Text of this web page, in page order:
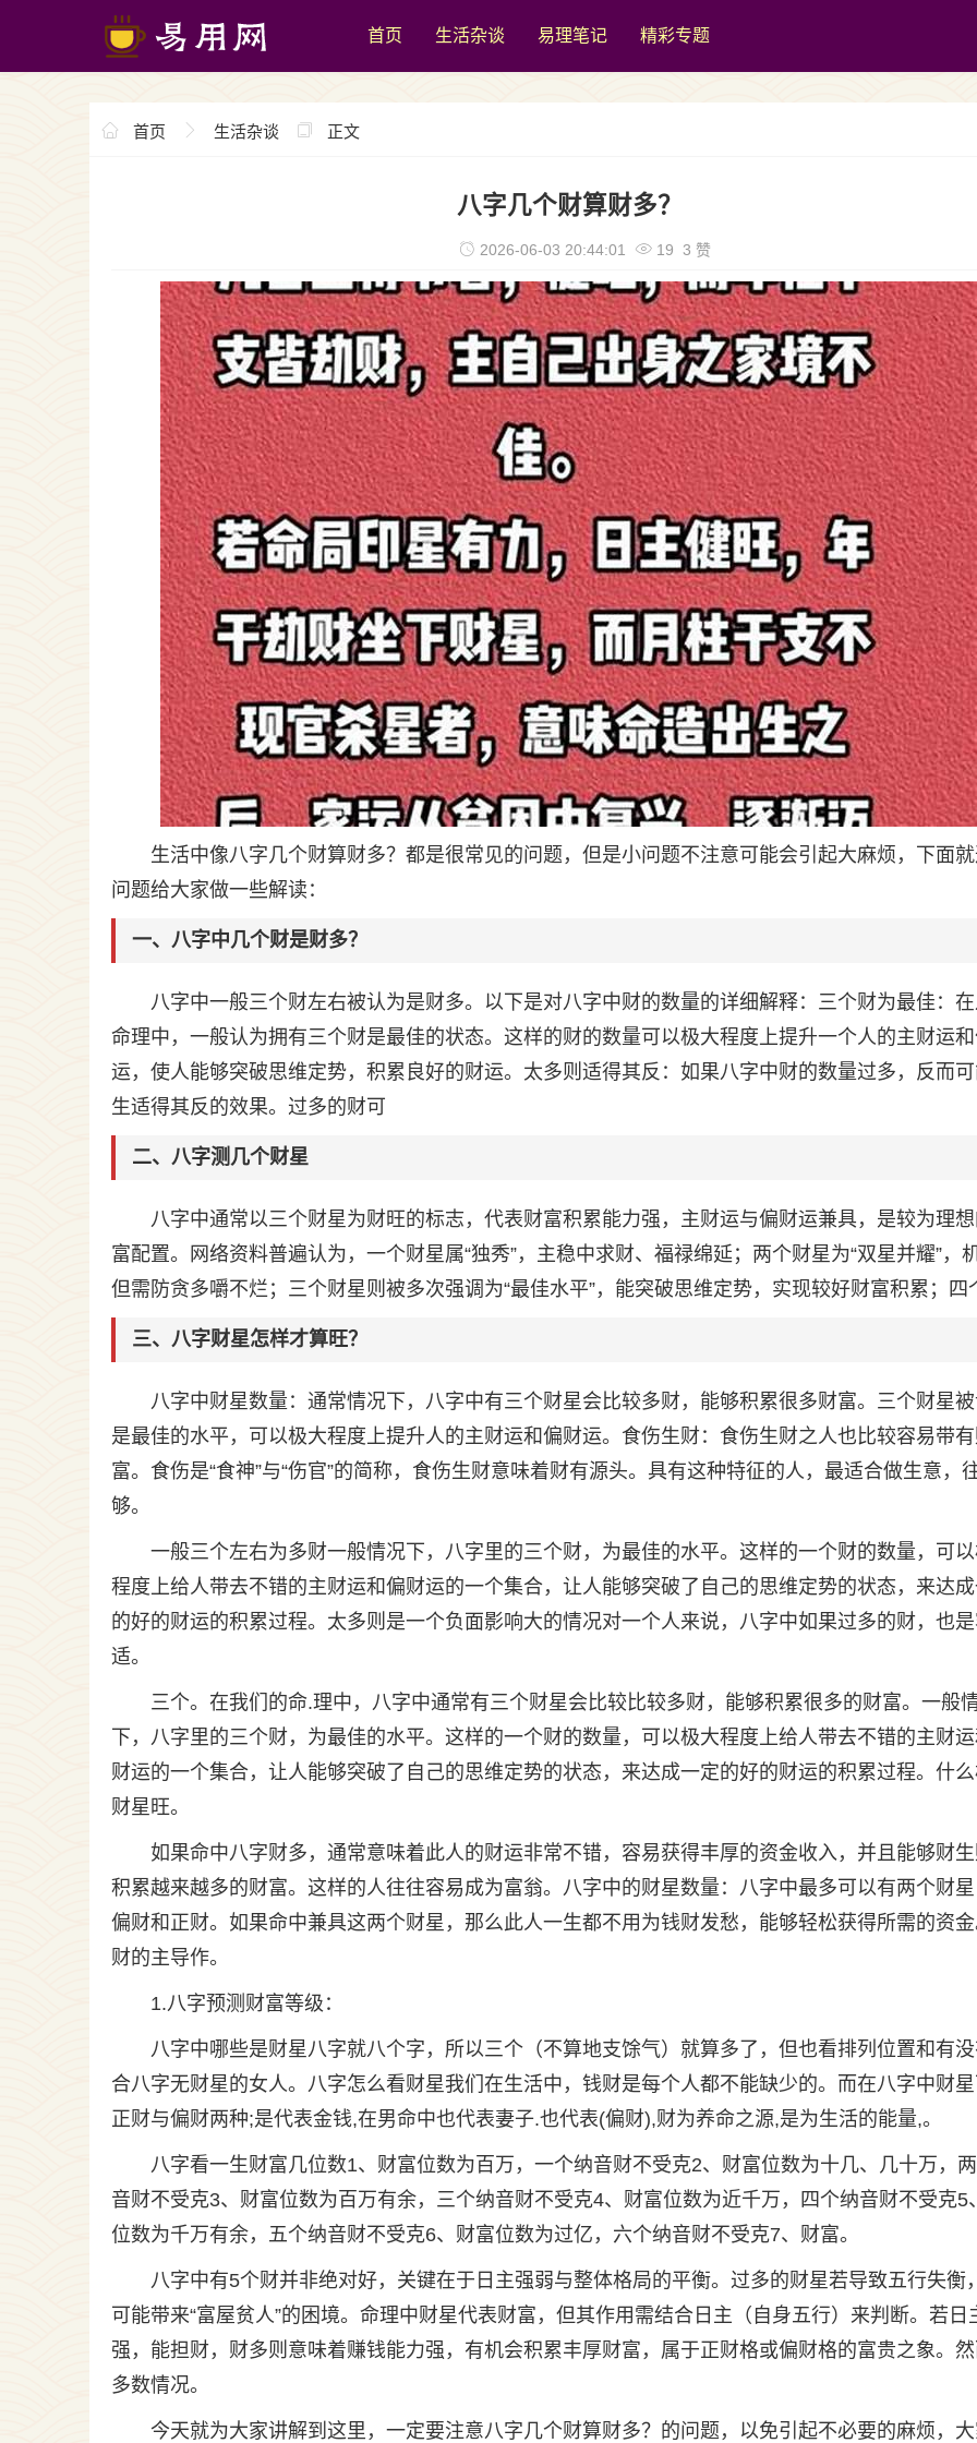
首页 生活杂谈 易理笔记 精彩专题
首页 生活杂谈 正文
八字几个财算财多？
2026-06-03 20:44:01 19 3 赞
生活中像八字几个财算财多？都是很常见的问题，但是小问题不注意可能会引起大麻烦，下面
问题给大家做一些解读：
一、八字中几个财是财多？
八字中一般三个财左右被认为是财多。以下是对八字中财的数量的详细解释：三个财为最佳：
命理中，一般认为拥有三个财是最佳的状态。这样的财的数量可以极大程度上提升一个人的主财运
运，使人能够突破思维定势，积累良好的财运。太多则适得其反：如果八字中财的数量过多，反而
生适得其反的效果。过多的财可
二、八字测几个财星
八字中通常以三个财星为财旺的标志，代表财富积累能力强，主财运与偏财运兼具，是较为理
富配置。网络资料普遍认为，一个财星属“独秀”，主稳中求财、福禄绵延；两个财星为“双星并耀”，
但需防贪多嚼不烂；三个财星则被多次强调为“最佳水平”，能突破思维定势，实现较好财富积累；四
三、八字财星怎样才算旺？
八字中财星数量：通常情况下，八字中有三个财星会比较多财，能够积累很多财富。三个财星
是最佳的水平，可以极大程度上提升人的主财运和偏财运。食伤生财：食伤生财之人也比较容易带
富。食伤是“食神”与“伤官”的简称，食伤生财意味着财有源头。具有这种特征的人，最适合做生意，
够。
一般三个左右为多财一般情况下，八字里的三个财，为最佳的水平。这样的一个财的数量，可
程度上给人带去不错的主财运和偏财运的一个集合，让人能够突破了自己的思维定势的状态，来达
的好的财运的积累过程。太多则是一个负面影响大的情况对一个人来说，八字中如果过多的财，也
适。
三个。在我们的命.理中，八字中通常有三个财星会比较比较多财，能够积累很多的财富。一般
下，八字里的三个财，为最佳的水平。这样的一个财的数量，可以极大程度上给人带去不错的主财
财运的一个集合，让人能够突破了自己的思维定势的状态，来达成一定的好的财运的积累过程。什
财星旺。
如果命中八字财多，通常意味着此人的财运非常不错，容易获得丰厚的资金收入，并且能够财
积累越来越多的财富。这样的人往往容易成为富翁。八字中的财星数量：八字中最多可以有两个财
偏财和正财。如果命中兼具这两个财星，那么此人一生都不用为钱财发愁，能够轻松获得所需的资
财的主导作。
1.八字预测财富等级：
八字中哪些是财星八字就八个字，所以三个（不算地支馀气）就算多了，但也看排列位置和有
合八字无财星的女人。八字怎么看财星我们在生活中，钱财是每个人都不能缺少的。而在八字中财
正财与偏财两种;是代表金钱,在男命中也代表妻子.也代表(偏财),财为养命之源,是为生活的能量,。
八字看一生财富几位数1、财富位数为百万，一个纳音财不受克2、财富位数为十几、几十万，
音财不受克3、财富位数为百万有余，三个纳音财不受克4、财富位数为近千万，四个纳音财不受克5
位数为千万有余，五个纳音财不受克6、财富位数为过亿，六个纳音财不受克7、财富。
八字中有5个财并非绝对好，关键在于日主强弱与整体格局的平衡。过多的财星若导致五行失衡
可能带来“富屋贫人”的困境。命理中财星代表财富，但其作用需结合日主（自身五行）来判断。若日
强，能担财，财多则意味着赚钱能力强，有机会积累丰厚财富，属于正财格或偏财格的富贵之象。
多数情况。
今天就为大家讲解到这里，一定要注意八字几个财算财多？的问题，以免引起不必要的麻烦，